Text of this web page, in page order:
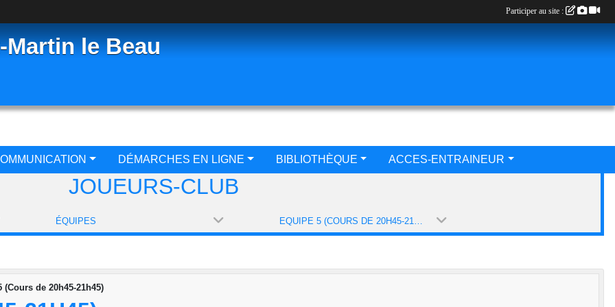
le Beau
DÉMARCHES EN LIGNE BIBLIOTHÈQUE ACCES-ENTRAINEUR
JOUEURS-CLUB
ÉQUIPES EQUIPE 5 (COURS DE 20H45-21H45) (SAISON 2022-2023)
(Cours de 20h45-21h45)
Participer au site :